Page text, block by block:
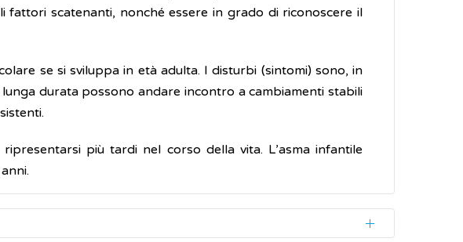
scatenanti, nonché essere in grado di riconoscere il
se si sviluppa in età adulta. I disturbi (sintomi) sono, in
durata possono andare incontro a cambiamenti stabili
più tardi nel corso della vita. L’asma infantile